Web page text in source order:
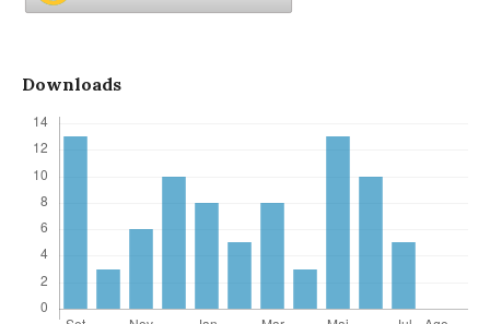
Downloads